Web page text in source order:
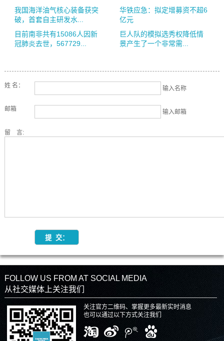
我国海洋油气核心装备获突
破，首套自主研发水...
华铁应急：拟定增募资不超6
亿元
目前南非共有15086人因新
冠肺炎去世，567729...
巨人队的模拟选秀权降低情
景产生了一个非常需...
姓 名： 输入名称
邮箱 输入邮箱
留 言:
FOLLOW US FROM AT SOCIAL MEDIA
从社交媒体上关注我们
关注官方二维码、掌握更多最新实时消息
也可以通过以下方式关注我们